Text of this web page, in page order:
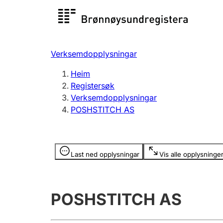
Registersøk
Registrere, endre, slette
Verksemdopplysningar
Heim
Registersøk
Verksemdopplysningar
POSHSTITCH AS
Last ned opplysningar Vis alle opplysninger
Opplysninger er skjult
POSHSTITCH AS